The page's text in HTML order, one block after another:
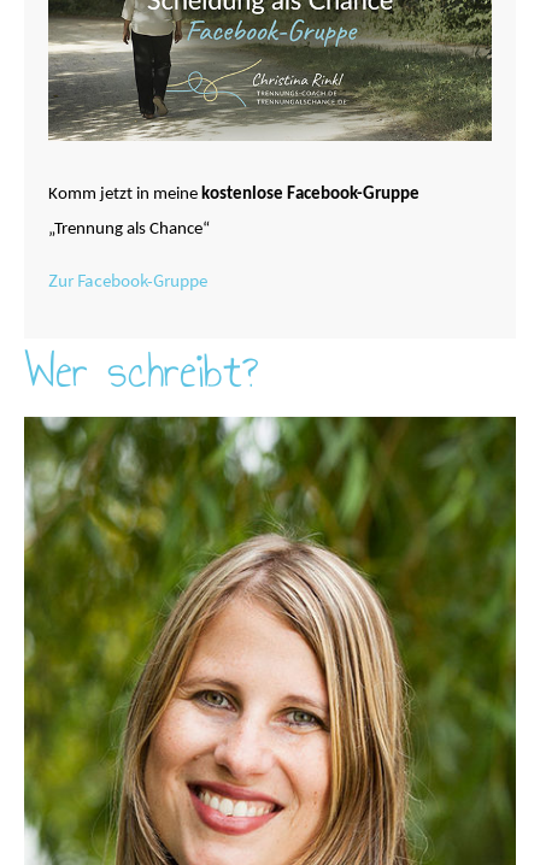
Komm jetzt in meine kostenlose Facebook-Gruppe
„Trennung als Chance“
Zur Facebook-Gruppe
Wer schreibt?